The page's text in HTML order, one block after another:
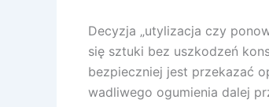
Decyzja „utylizacja czy
się sztuki bez uszkodzeń
bezpieczniej jest przekazać
wadliwego ogumienia dalej